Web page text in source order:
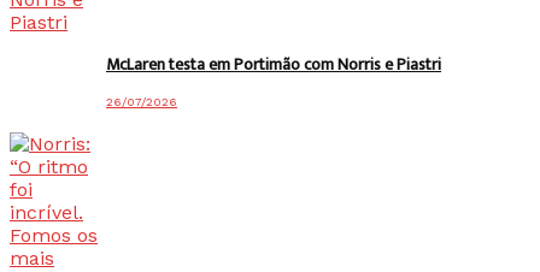
McLaren testa em Portimão com Norris e Piastri
26/07/2026